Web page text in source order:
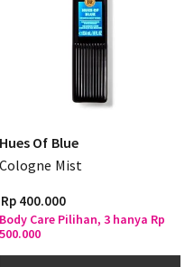
Hues Of Blue
Cologne Mist
Rp 400.000
Body Care Pilihan, 3 hanya Rp
500.000